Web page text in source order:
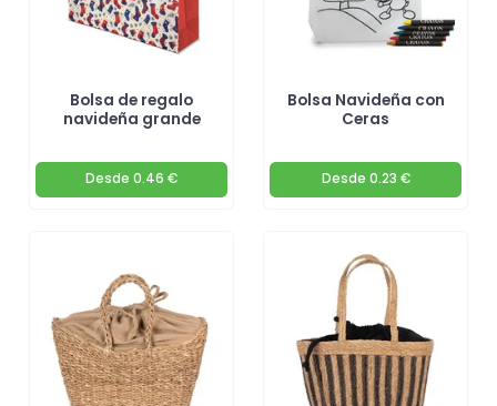
Bolsa de regalo
navideña grande
Desde 0.46 €
Bolsa Navideña con
Ceras
Desde 0.23 €